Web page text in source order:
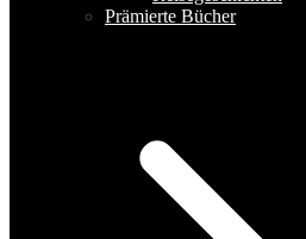
Prämierte Bücher